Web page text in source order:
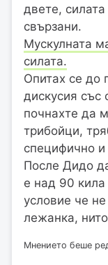
двете,
свързани.
Мускулната
силата.
Опитах се до
дискусия със
почнахте да
трибойци,
специфично
После Дидо
е над 90
условие че
лежанка,
Мнението беше